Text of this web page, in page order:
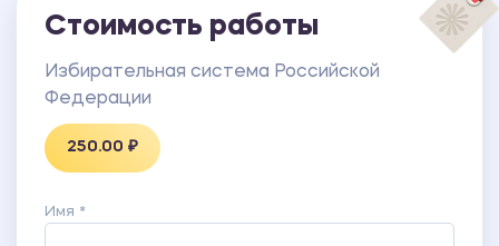
Стоимость работы
Избирательная система Российской
Федерации
250.00 ₽
Имя *